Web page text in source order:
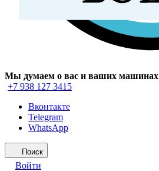
Мы думаем о вас и ваших машинах
+7 938 127 3415
Вконтакте
Telegram
WhatsApp
Поиск
Войти